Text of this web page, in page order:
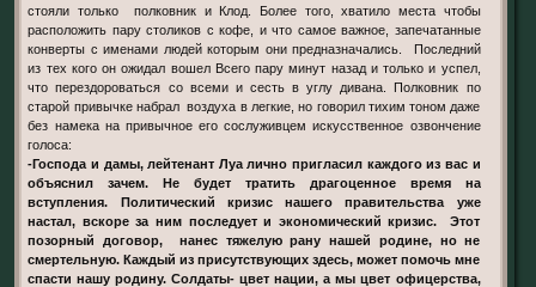
стояли только полковник и Клод. Более того, хватило места чтобы
расположить пару столиков с кофе, и что самое важное, запечатанные
конверты с именами людей которым они предназначались. Последний
из тех кого он ожидал вошел Всего пару минут назад и только и успел,
что перездороваться со всеми и сесть в углу дивана. Полковник по
старой привычке набрал воздуха в легкие, но говорил тихим тоном даже
без намека на привычное его сослуживцем искусственное озвончение
голоса:
-Господа и дамы, лейтенант Луа лично пригласил каждого из вас и
объяснил зачем. Не будет тратить драгоценное время на
вступления. Политический кризис нашего правительства уже
настал, вскоре за ним последует и экономический кризис. Этот
позорный договор, нанес тяжелую рану нашей родине, но не
смертельную. Каждый из присутствующих здесь, может помочь мне
спасти нашу родину. Солдаты- цвет нации, а мы цвет офицерства,